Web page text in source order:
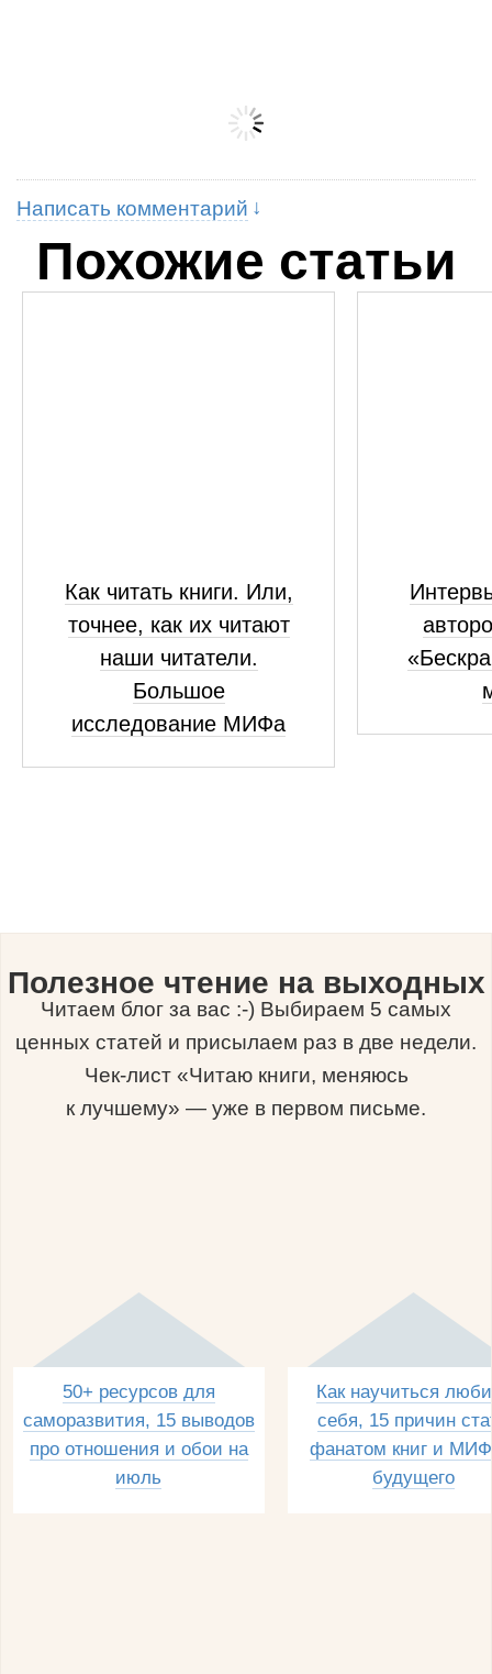
Написать комментарий
Похожие статьи
Как читать книги. Или,
точнее, как их читают
наши читатели.
Большое
исследование МИФа
Полезное чтение на выходных
Читаем блог за вас :-) Выбираем 5 самых
ценных статей и присылаем раз в две недели.
Чек-лист «Читаю книги, меняюсь
к лучшему» — уже в первом письме.
50+ ресурсов для
саморазвития, 15 выводов
про отношения и обои на
июль
Как научиться
себя, 15 причин
фанатом книг и
будущего